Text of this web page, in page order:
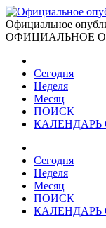
Официальное
ОФИЦИАЛЬНОЕ
Сегодня
Неделя
Месяц
ПОИСК
Сегодня
Неделя
Месяц
ПОИСК